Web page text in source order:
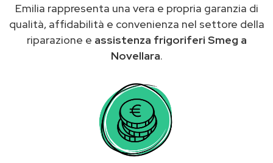
Emilia rappresenta una vera e propria garanzia di
qualità, affidabilità e convenienza nel settore della
riparazione e assistenza frigoriferi Smeg a
Novellara.